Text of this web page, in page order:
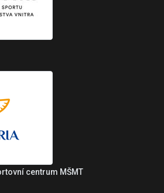
centrum MŠMT